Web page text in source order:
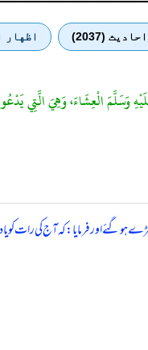
(2037) اظهار
وَسَلَّمَ الْعِشَاءَ، وَهِيَ الَّتِي
ہو گئے اور فرمایا: کہ آج کی رات کو